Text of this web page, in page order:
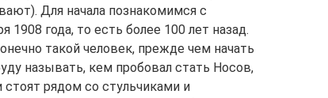
Для начала познакомимся с
1908 года, то есть более 100 лет назад.
такой человек, прежде чем начать
называть, кем пробовал стать Носов,
рядом со стульчиками и